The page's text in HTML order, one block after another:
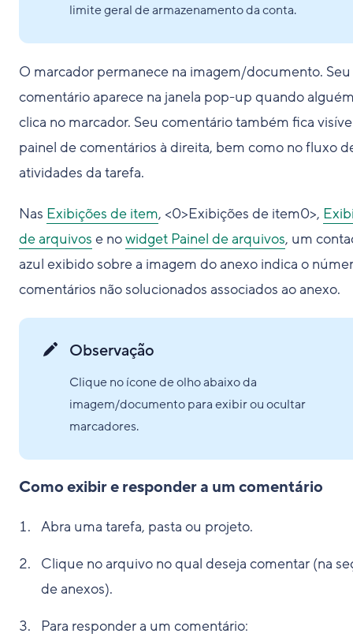
limite geral de armazenamento da conta.
O marcador permanece na imagem/documento. Seu
comentário aparece na janela pop-up quando
clica no marcador. Seu comentário também fica
painel de comentários à direita, bem como no fluxo
atividades da tarefa.
Nas Exibições de item, <0>Exibições de item0>,
de arquivos e nowidget Painel de arquivos, um
azul exibido sobre a imagem do anexo indica o
comentários não solucionados associados ao anexo.
Observação
Clique no ícone de olho abaixo da
imagem/documento para exibir ou ocultar
marcadores.
Como exibir e responder a um comentário
Abra uma tarefa, pasta ou projeto.
Clique no arquivo no qual deseja comentar (na
de anexos).
Para responder a um comentário: